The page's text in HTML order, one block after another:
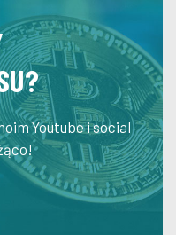
Youtube i social